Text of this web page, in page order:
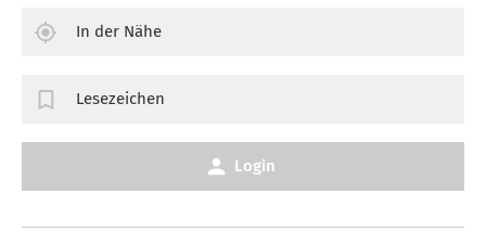
In der Nähe
Lesezeichen
Login